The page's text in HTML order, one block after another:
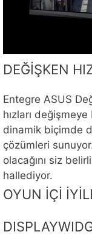
DEĞİŞKEN
Entegre ASUS
hızları değişmeye
dinamik biçimde
çözümleri
olacağını siz
hallediyor.
OYUN İÇİ